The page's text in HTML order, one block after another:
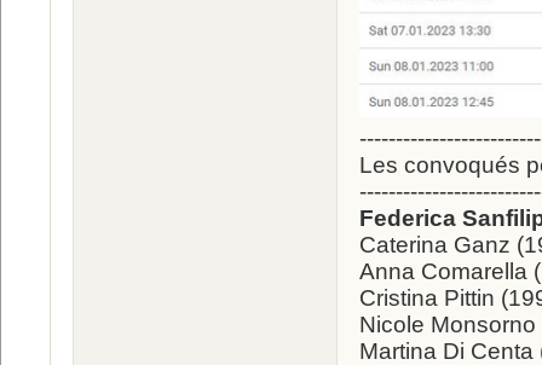
Les convoqués
Federica
Caterina Ganz
Anna Comarella
Cristina Pittin
Nicole
Martina Di